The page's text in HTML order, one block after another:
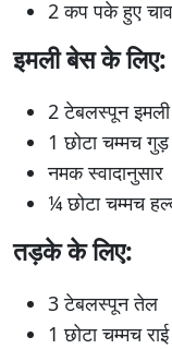
2 कप पके हुए
इमली बेस के लिए:
2 टेबलस्पून इमली
1 छोटा चम्मच गुड़
नमक स्वादानुसार
¼ छोटा चम्मच
तड़के के लिए:
3 टेबलस्पून तेल
1 छोटा चम्मच राई